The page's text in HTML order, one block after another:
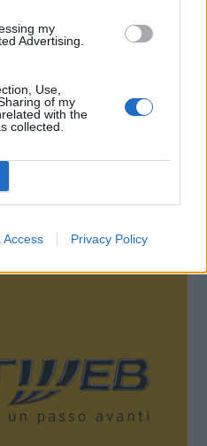
my
Advertising.
Use,
of my
with the
collected.
Access Privacy Policy
VIII, Amedeo Ciaccheri
un nuovo bosco urbano al
al supporto dei dipendenti
Un ottimo esempio di
nel segno della sostenibilità